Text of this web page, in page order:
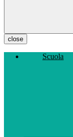
close
Scuola